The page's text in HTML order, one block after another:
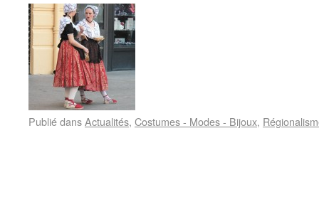
Publié dansActualités, Costumes - Modes - Bijoux,